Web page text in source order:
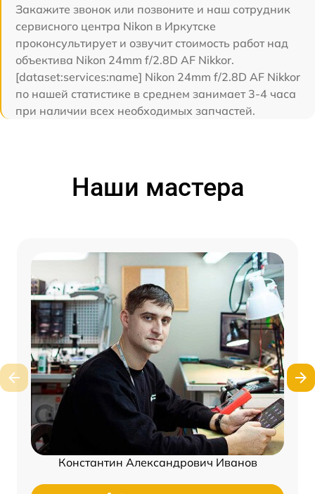
Закажите звонок или позвоните и наш сотрудник
сервисного центра Nikon в Иркутске
проконсультирует и озвучит стоимость работ над
объектива Nikon 24mm f/2.8D AF Nikkor.
[dataset:services:name] Nikon 24mm f/2.8D AF Nikkor
по нашей статистике в среднем занимает 3-4 часа
при наличии всех необходимых запчастей.
Наши мастера
Константин Александрович Иванов